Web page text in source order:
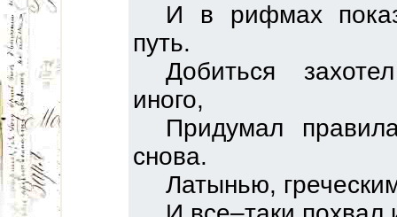
И в рифмах
путь.
Добиться
иного,
Придумал
снова.
Латынью,